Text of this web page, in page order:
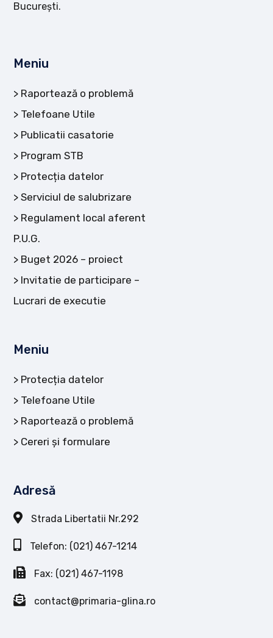
București.
Meniu
Raportează o problemă
Telefoane Utile
Publicatii casatorie
Program STB
Protecția datelor
Serviciul de salubrizare
Regulament local aferent
P.U.G.
Buget 2026 – proiect
Invitatie de participare –
Lucrari de executie
Meniu
Protecția datelor
Telefoane Utile
Raportează o problemă
Cereri și formulare
Adresă
Strada Libertatii Nr.292
Telefon: (021) 467-1214
Fax: (021) 467-1198
contact@primaria-glina.ro